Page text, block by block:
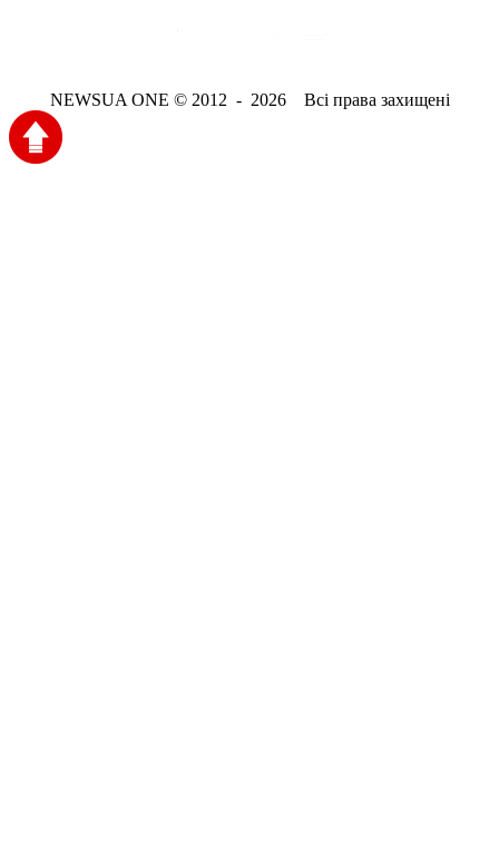
NEWSUA ONE © 2012 - 2026 Всі права захищені